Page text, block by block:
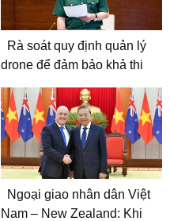
Rà soát quy định quản lý
drone để đảm bảo khả thi
Ngoại giao nhân dân Việt
Nam – New Zealand: Khi